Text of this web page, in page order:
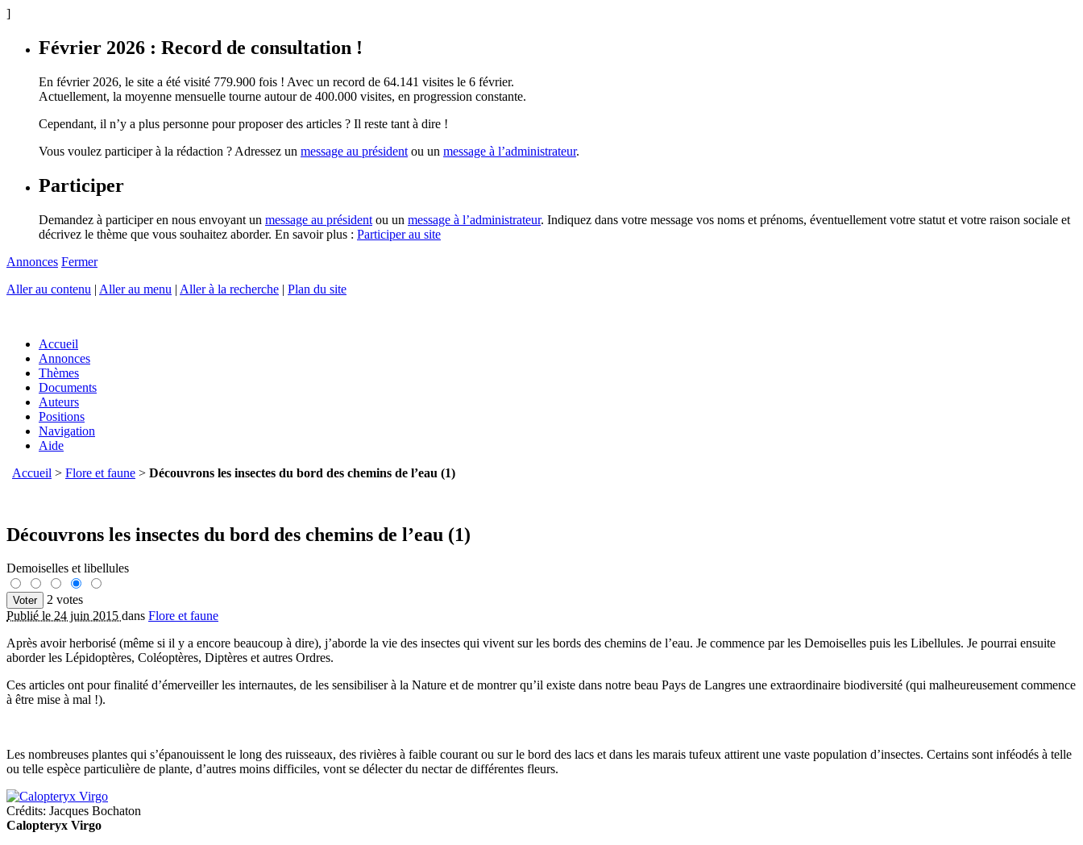
]
Février 2026 : Record de consultation !
En février 2026, le site a été visité 779.900 fois ! Avec un record de 64.141 visites le 6 février.
Actuellement, la moyenne mensuelle tourne autour de 400.000 visites, en progression constante.
Cependant, il n’y a plus personne pour proposer des articles ? Il reste tant à dire !
Vous voulez participer à la rédaction ? Adressez un message au président ou un message à l’administrateur.
Participer
Demandez à participer en nous envoyant un message au président ou un message à l’administrateur. Indiquez dans votre message vos noms et prénoms, éventuellement votre statut et votre raison sociale et
décrivez le thème que vous souhaitez aborder. En savoir plus : Participer au site
Annonces Fermer
Aller au contenu | Aller au menu | Aller à la recherche | Plan du site
Accueil
Annonces
Thèmes
Documents
Auteurs
Positions
Navigation
Aide
Accueil > Flore et faune > Découvrons les insectes du bord des chemins de l’eau (1)
Découvrons les insectes du bord des chemins de l’eau (1)
Demoiselles et libellules
2 votes
Publié le 24 juin 2015 dans Flore et faune
Après avoir herborisé (même si il y a encore beaucoup à dire), j’aborde la vie des insectes qui vivent sur les bords des chemins de l’eau. Je commence par les Demoiselles puis les Libellules. Je pourrai ensuite
aborder les Lépidoptères, Coléoptères, Diptères et autres Ordres.
Ces articles ont pour finalité d’émerveiller les internautes, de les sensibiliser à la Nature et de montrer qu’il existe dans notre beau Pays de Langres une extraordinaire biodiversité (qui malheureusement commence
à être mise à mal !).
Les nombreuses plantes qui s’épanouissent le long des ruisseaux, des rivières à faible courant ou sur le bord des lacs et dans les marais tufeux attirent une vaste population d’insectes. Certains sont inféodés à telle
ou telle espèce particulière de plante, d’autres moins difficiles, vont se délecter du nectar de différentes fleurs.
Crédits: Jacques Bochaton
Calopteryx Virgo